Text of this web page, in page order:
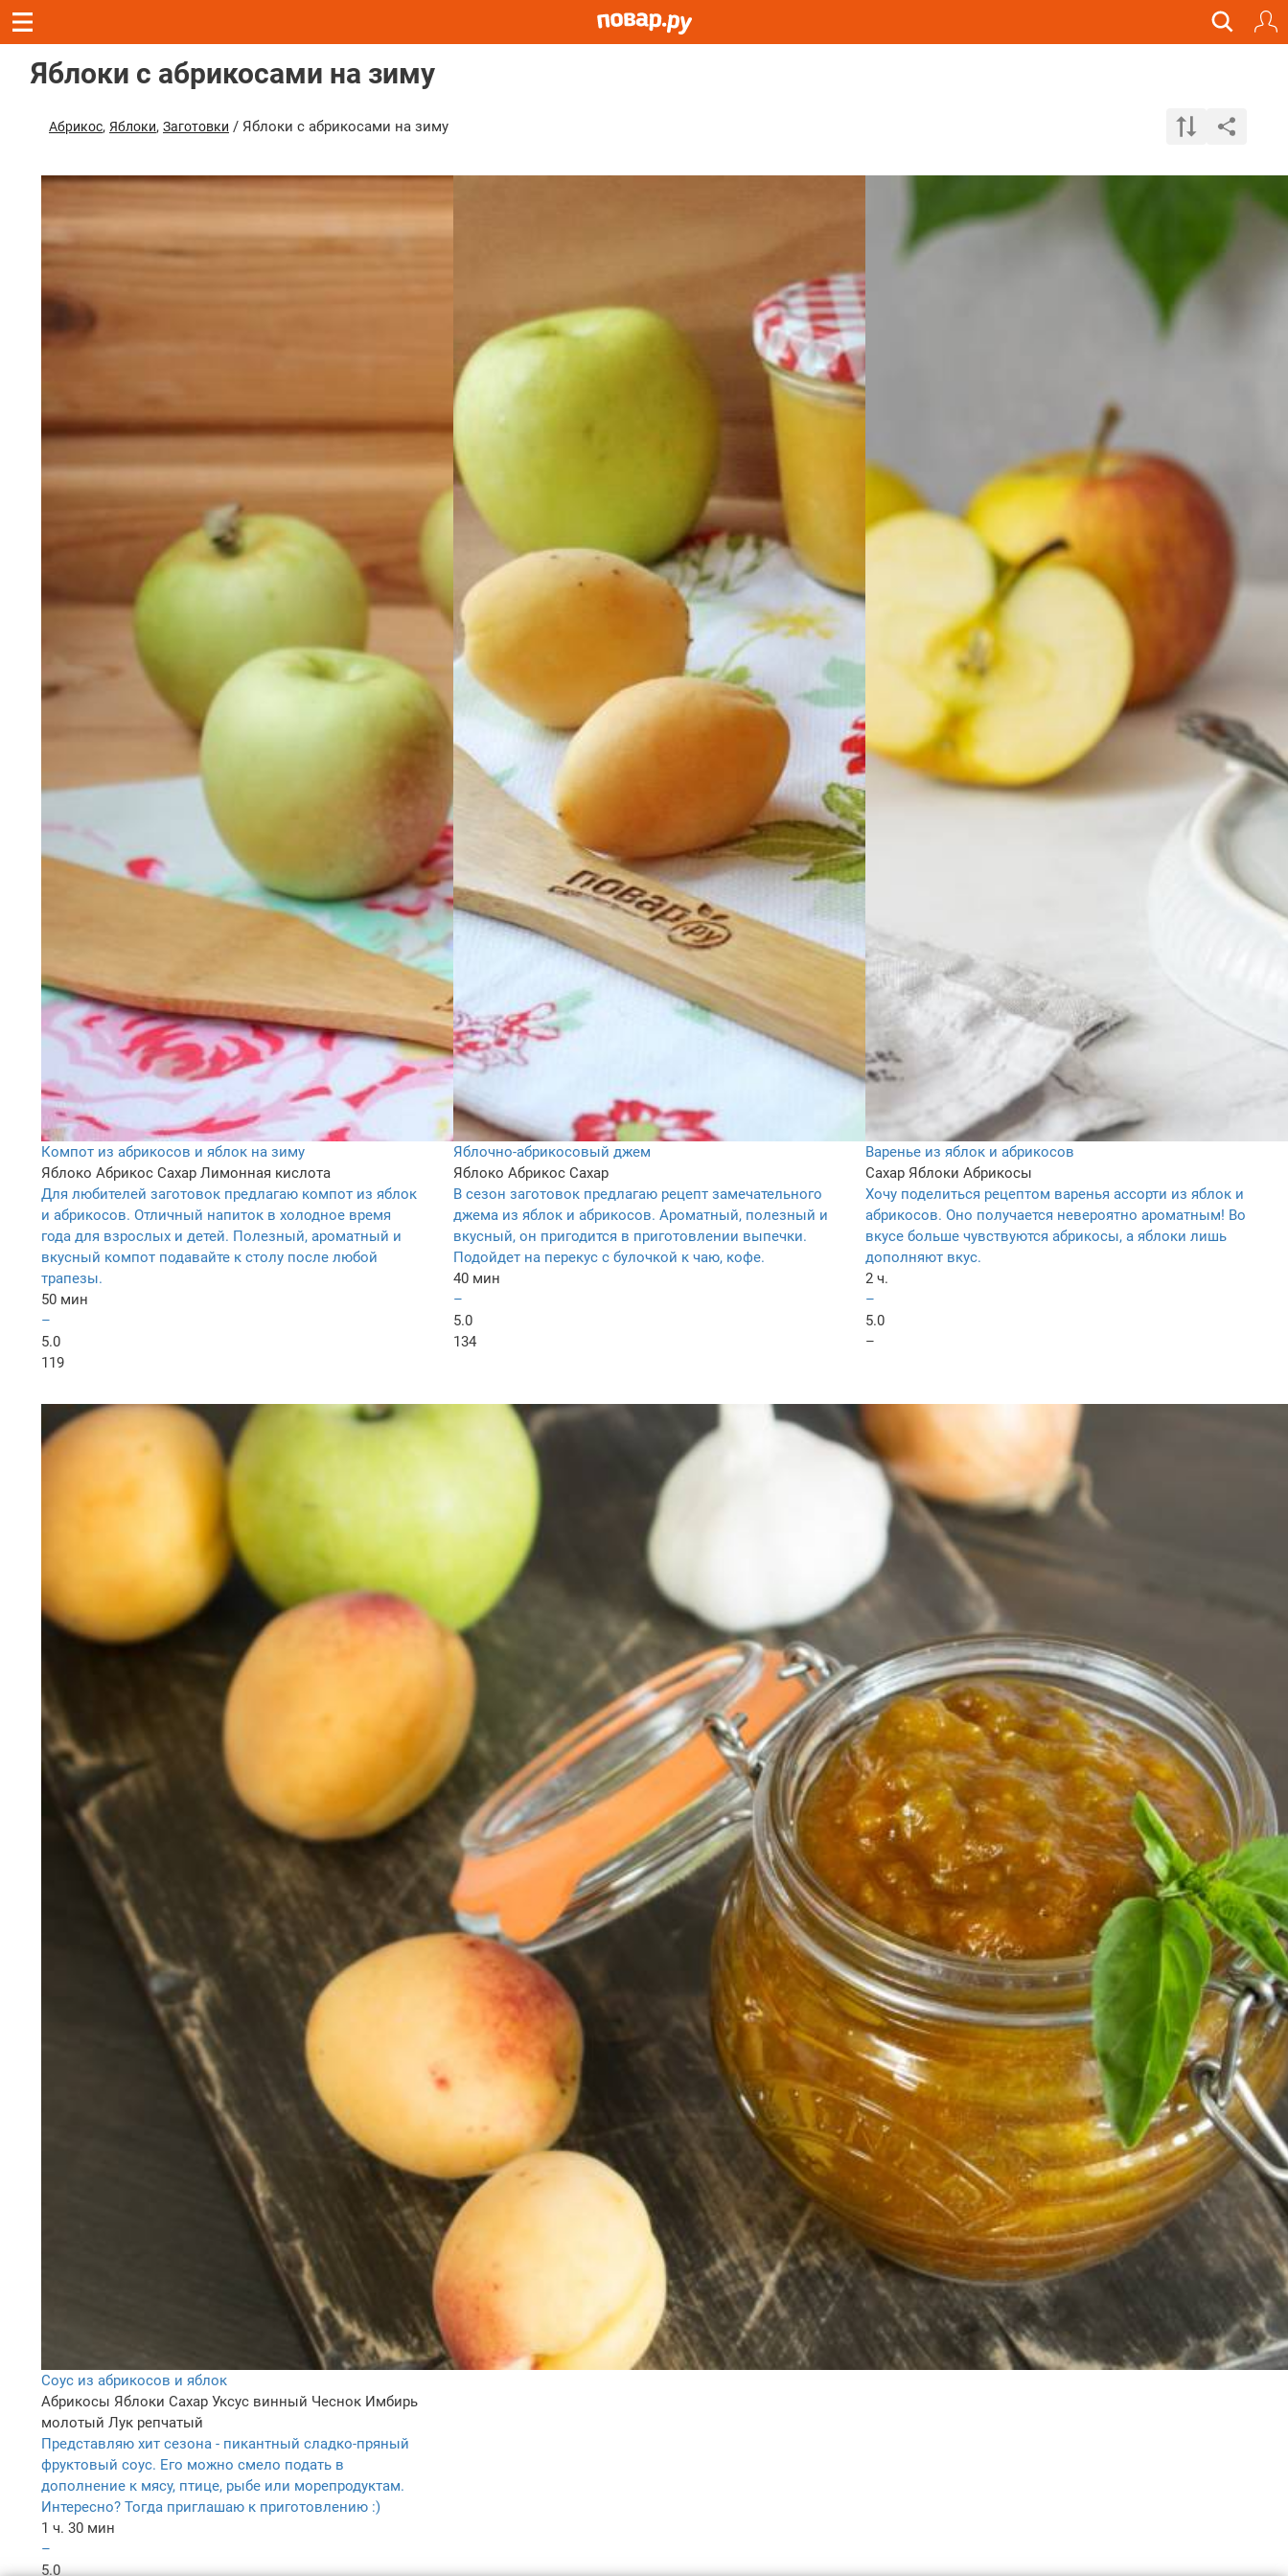
Яблоки с абрикосами на зиму
Абрикос, Яблоки, Заготовки / Яблоки с абрикосами на зиму
Компот из абрикосов и яблок на зиму
Яблоко Абрикос Сахар Лимонная кислота
Для любителей заготовок предлагаю компот из яблок
и абрикосов. Отличный напиток в холодное время
года для взрослых и детей. Полезный, ароматный и
вкусный компот подавайте к столу после любой
трапезы.
50 мин
–
5.0
119
Яблочно-абрикосовый джем
Яблоко Абрикос Сахар
В сезон заготовок предлагаю рецепт замечательного
джема из яблок и абрикосов. Ароматный, полезный и
вкусный, он пригодится в приготовлении выпечки.
Подойдет на перекус с булочкой к чаю, кофе.
40 мин
–
5.0
134
Варенье из яблок и абрикосов
Сахар Яблоки Абрикосы
Хочу поделиться рецептом варенья ассорти из яблок и
абрикосов. Оно получается невероятно ароматным! Во
вкусе больше чувствуются абрикосы, а яблоки лишь
дополняют вкус.
2 ч.
–
5.0
–
Соус из абрикосов и яблок
Абрикосы Яблоки Сахар Уксус винный Чеснок Имбирь
молотый Лук репчатый
Представляю хит сезона - пикантный сладко-пряный
фруктовый соус. Его можно смело подать в
дополнение к мясу, птице, рыбе или морепродуктам.
Интересно? Тогда приглашаю к приготовлению :)
1 ч. 30 мин
–
5.0